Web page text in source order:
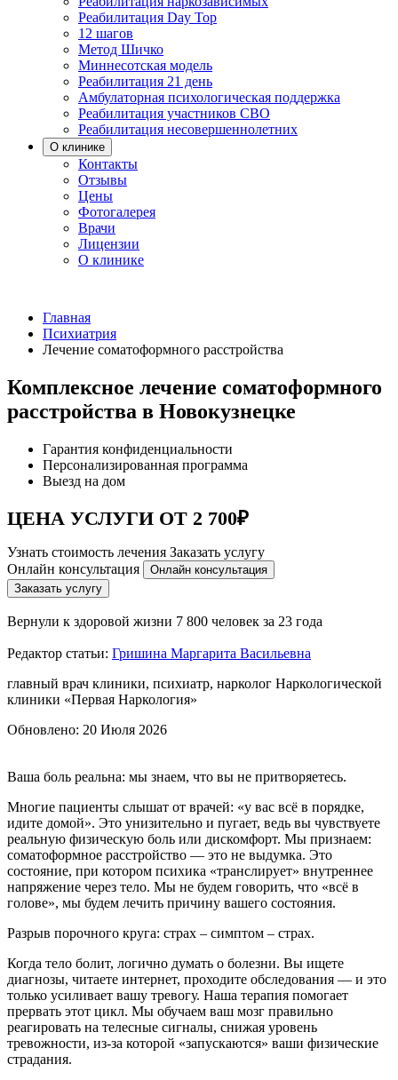
Реабилитация Day Top
12 шагов
Метод Шичко
Миннесотская модель
Реабилитация 21 день
Амбулаторная психологическая поддержка
Реабилитация участников СВО
Реабилитация несовершеннолетних
О клинике
Контакты
Отзывы
Цены
Фотогалерея
Врачи
Лицензии
О клинике
Главная
Психиатрия
Лечение соматоформного расстройства
Комплексное лечение соматоформного
расстройства в Новокузнецке
Гарантия конфиденциальности
Персонализированная программа
Выезд на дом
ЦЕНА УСЛУГИ ОТ 2 700₽
Узнать стоимость лечения Заказать услугу
Онлайн консультация
Онлайн консультация
Заказать услугу
Вернули к здоровой жизни 7 800 человек за 23 года
Редактор статьи: Гришина Маргарита Васильевна
главный врач клиники, психиатр, нарколог Наркологической
клиники «Первая Наркология»
Обновлено: 20 Июля 2026
Ваша боль реальна: мы знаем, что вы не притворяетесь.
Многие пациенты слышат от врачей: «у вас всё в порядке,
идите домой». Это унизительно и пугает, ведь вы чувствуете
реальную физическую боль или дискомфорт. Мы признаем:
соматоформное расстройство — это не выдумка. Это
состояние, при котором психика «транслирует» внутреннее
напряжение через тело. Мы не будем говорить, что «всё в
голове», мы будем лечить причину вашего состояния.
Разрыв порочного круга: страх – симптом – страх.
Когда тело болит, логично думать о болезни. Вы ищете
диагнозы, читаете интернет, проходите обследования — и это
только усиливает вашу тревогу. Наша терапия помогает
прервать этот цикл. Мы обучаем ваш мозг правильно
реагировать на телесные сигналы, снижая уровень
тревожности, из-за которой «запускаются» ваши физические
страдания.